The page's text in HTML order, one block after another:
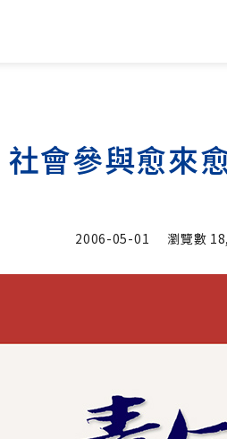
會參與愈來
2006-05-01 瀏覽數